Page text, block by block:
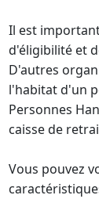
Il est
d'éligibilité et
D'autres
l'habitat d'un
Personnes
caisse de
Vous pouvez